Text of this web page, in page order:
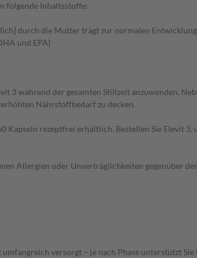
folgende Inhaltsstoffe:
durch die Mutter trägt zur normalen
und EPA)
3 während der gesamten Stillzeit anzuwenden.
Nährstoffbedarf zu decken.
Kapseln rezeptfrei erhältlich. Bestellen Sie Elevit
Allergien oder Unverträglichkeiten gegenüber
versorgt – je nach Phase unterstützt Sie